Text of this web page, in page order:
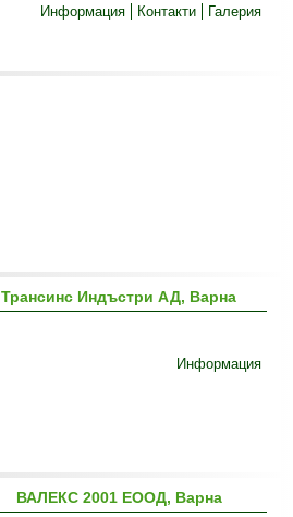
Информация
Контакти Галерия
Трансинс Индъстри АД, Варна
Информация
ВАЛЕКС 2001 ЕООД, Варна